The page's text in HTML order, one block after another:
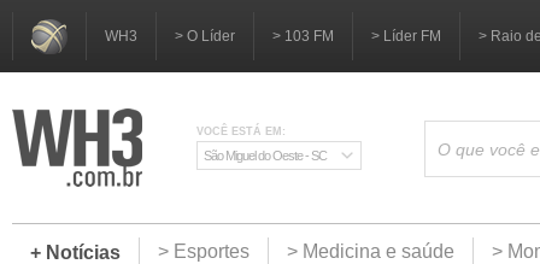
WH3 > O Líder > 103 FM > Líder FM > Raio
VOCÊ ESTÁ EM:
São Miguel do Oeste - SC
+ Notícias > Esportes > Medicina e saúde >